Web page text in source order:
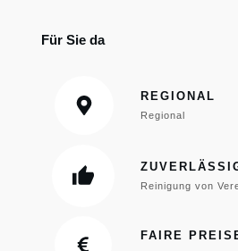
Für Sie da
REGIONAL
Regional
Reinigung von
FAIRE